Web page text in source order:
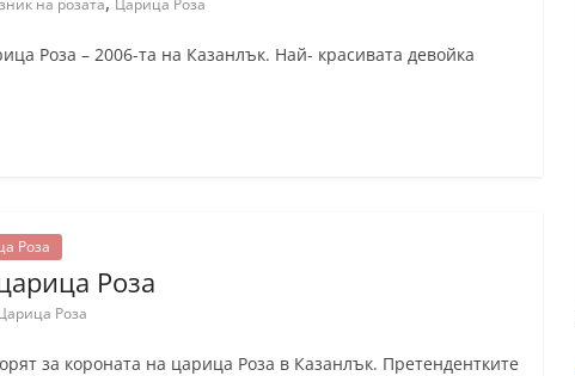
на розата Царица Роза
Роза – 2006-та на Казанлък. Най- красивата девойка
Роза
Роза
Роза
за короната на царица Роза в Казанлък. Претендентките